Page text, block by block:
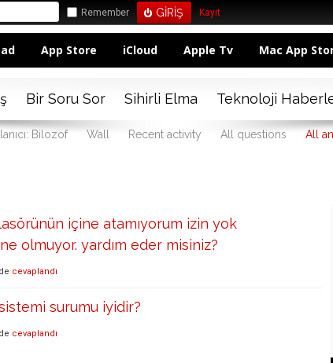
Remember Kayıt
App Store iCloud Apple Tv Mac App
Bir Soru Sor Sihirli Elma Teknoloji
Bilozof Wall Recent activity All questions All
içine atamıyorum izin yok
olmuyor. yardım eder misiniz?
cevaplandı
surumu iyidir?
cevaplandı